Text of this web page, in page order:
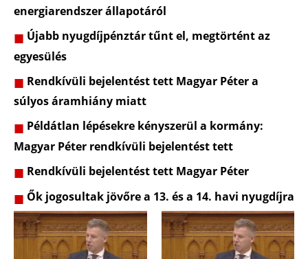
energiarendszer állapotáról
Újabb nyugdíjpénztár tűnt el, megtörtént az
egyesülés
Rendkívüli bejelentést tett Magyar Péter a
súlyos áramhiány miatt
Példátlan lépésekre kényszerül a kormány:
Magyar Péter rendkívüli bejelentést tett
Rendkívüli bejelentést tett Magyar Péter
Ők jogosultak jövőre a 13. és a 14. havi nyugdíjra